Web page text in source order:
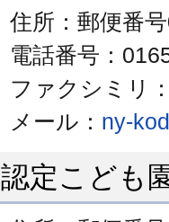
住所：郵便番
電話番号：
ファクシミリ
メール： ny-
認定こども